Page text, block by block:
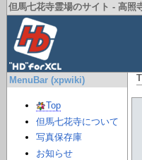
但馬七花寺霊場のサイト - 高照
MenuBar (xpwiki)
Top
但馬七花寺について
写真保存庫
お知らせ